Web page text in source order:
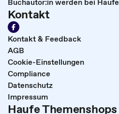
Kontakt
Kontakt & Feedback
AGB
Cookie-Einstellungen
Compliance
Datenschutz
Impressum
Haufe Themenshops